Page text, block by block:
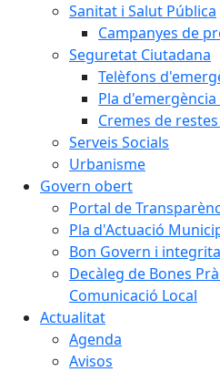
Sanitat i Salut Pública
Campanyes de
Seguretat Ciutadana
Telèfons
Pla
Cremes de
Serveis Socials
Urbanisme
Govern obert
Portal de
Pla d'Actuació
Bon Govern i
Decàleg de Bones
Comunicació Local
Actualitat
Agenda
Avisos